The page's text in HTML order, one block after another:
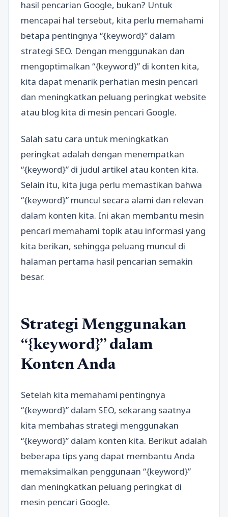
hasil pencarian Google, bukan? Untuk
mencapai hal tersebut, kita perlu memahami
betapa pentingnya “{keyword}” dalam
strategi SEO. Dengan menggunakan dan
mengoptimalkan “{keyword}” di konten kita,
kita dapat menarik perhatian mesin pencari
dan meningkatkan peluang peringkat website
atau blog kita di mesin pencari Google.
Salah satu cara untuk meningkatkan
peringkat adalah dengan menempatkan
“{keyword}” di judul artikel atau konten kita.
Selain itu, kita juga perlu memastikan bahwa
“{keyword}” muncul secara alami dan relevan
dalam konten kita. Ini akan membantu mesin
pencari memahami topik atau informasi yang
kita berikan, sehingga peluang muncul di
halaman pertama hasil pencarian semakin
besar.
Strategi Menggunakan
“{keyword}” dalam
Konten Anda
Setelah kita memahami pentingnya
“{keyword}” dalam SEO, sekarang saatnya
kita membahas strategi menggunakan
“{keyword}” dalam konten kita. Berikut adalah
beberapa tips yang dapat membantu Anda
memaksimalkan penggunaan “{keyword}”
dan meningkatkan peluang peringkat di
mesin pencari Google.